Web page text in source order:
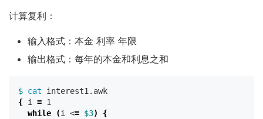
计算复利：
输入格式：本金 利率 年限
输出格式：每年的本金和利息之和
$ cat
{ i = 1
while
(i <= $3)
{